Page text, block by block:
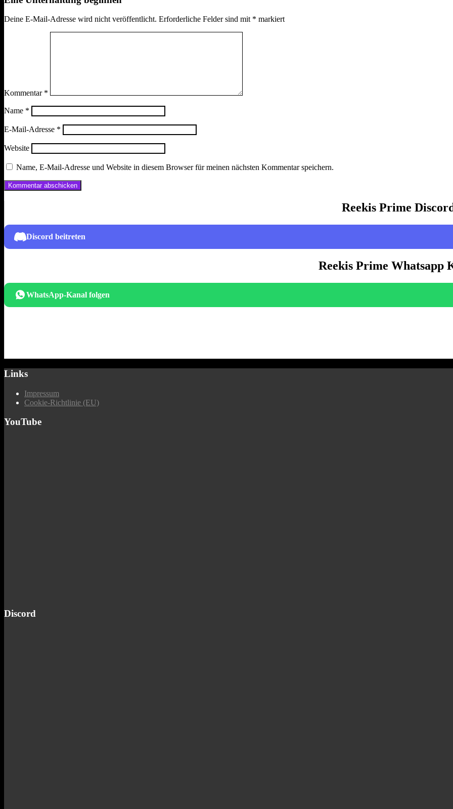
Deine E-Mail-Adresse wird nicht veröffentlicht. Erforderliche Felder sind mit * markiert
Kommentar *
Name *
E-Mail-Adresse *
Website
Name, E-Mail-Adresse und Website in diesem Browser für meinen nächsten Kommentar speichern.
Reekis Prime
Discord beitreten
Reekis Prime Whatsapp
WhatsApp-Kanal folgen
Links
Impressum
Cookie-Richtlinie (EU)
YouTube
Discord